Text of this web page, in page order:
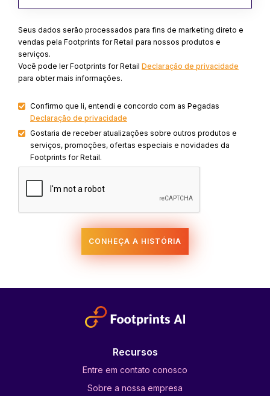
Seus dados serão processados para fins de marketing direto e
vendas pela Footprints for Retail para nossos produtos e
serviços.
Você pode ler Footprints for Retail Declaração de privacidade
para obter mais informações.
Confirmo que li, entendi e concordo com as Pegadas
Declaração de privacidade
Gostaria de receber atualizações sobre outros produtos e
serviços, promoções, ofertas especiais e novidades da
Footprints for Retail.
Recursos
Entre em contato conosco
Sobre a nossa empresa